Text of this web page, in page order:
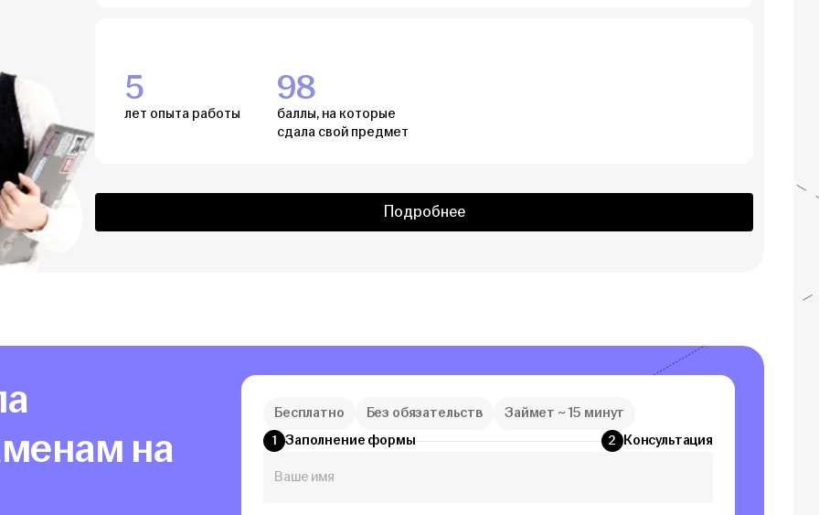
5
лет опыта работы
98
баллы, на которые
сдала свой предмет
Подробнее
на
Бесплатно Без обязательств Займет ~ 15 минут
1 Заполнение формы 2 Консультация